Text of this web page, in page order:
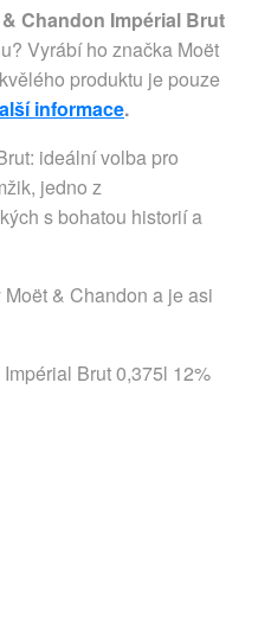
Chandon Impérial Brut
Vyrábí ho značka Moët
produktu je pouze
informace.
ideální volba pro
jedno z
s bohatou historií a
& Chandon a je asi
Brut 0,375l 12%